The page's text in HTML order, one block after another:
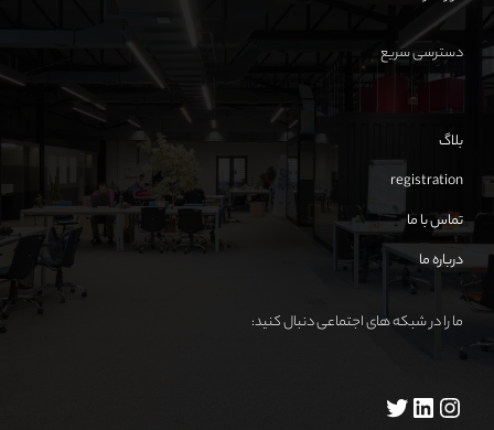
دسترسی سریع
بلاگ
registration
تماس با ما
درباره ما
ما را در شبکه های اجتماعی دنبال کنید: